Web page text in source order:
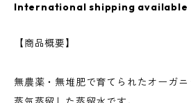
International shipping available
【商品概要】
無農薬・無堆肥で育てられたオーガ